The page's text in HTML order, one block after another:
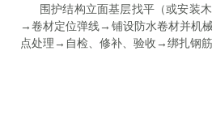
围护结构立面基层找平（或安装
→卷材定位弹线→铺设防水卷材并机
点处理→自检、修补、验收→绑扎钢